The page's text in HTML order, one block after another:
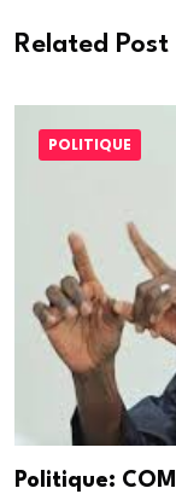
Related Post
POLITIQUE
Politique: